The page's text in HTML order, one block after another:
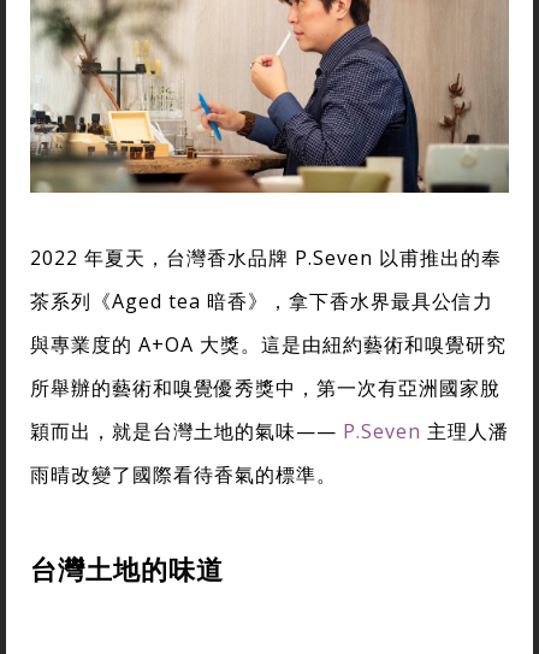
2022 年夏天，台灣香水品牌 P.Seven 以甫推出的奉
茶系列《Aged tea 暗香》，拿下香水界最具公信力
與專業度的 A+OA 大獎。這是由紐約藝術和嗅覺研究
所舉辦的藝術和嗅覺優秀獎中，第一次有亞洲國家脫
穎而出，就是台灣土地的氣味—— P.Seven 主理人潘
雨晴改變了國際看待香氣的標準。
台灣土地的味道